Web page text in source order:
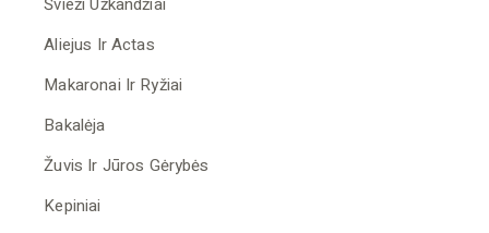
Aliejus Ir Actas
Makaronai Ir Ryžiai
Bakalėja
Žuvis Ir Jūros Gėrybės
Kepiniai